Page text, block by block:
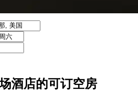
酒店的可订空房